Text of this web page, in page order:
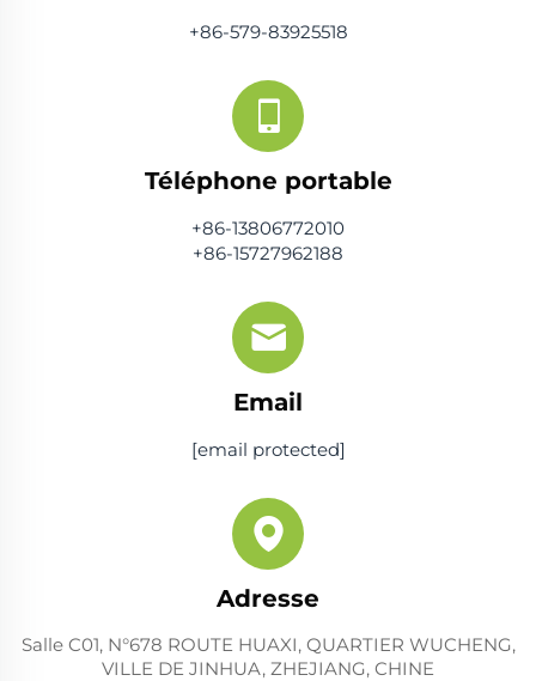
+86-579-83925518
Téléphone portable
+86-13806772010
+86-15727962188
Email
[email protected]
Adresse
Salle C01, N°678 ROUTE HUAXI, QUARTIER WUCHENG,
VILLE DE JINHUA, ZHEJIANG, CHINE